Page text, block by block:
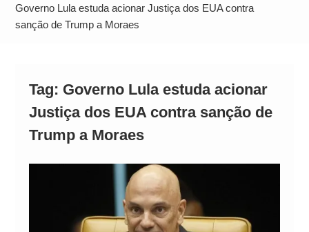
Operação Ágio: Ação policial na Bahia prende 14
suspeitos e mira rede ligada a ‘Zói de Gato’, do
Governo Lula estuda acionar Justiça dos EUA contra
sanção de Trump a Moraes
Tag: Governo Lula estuda acionar
Justiça dos EUA contra sanção de
Trump a Moraes